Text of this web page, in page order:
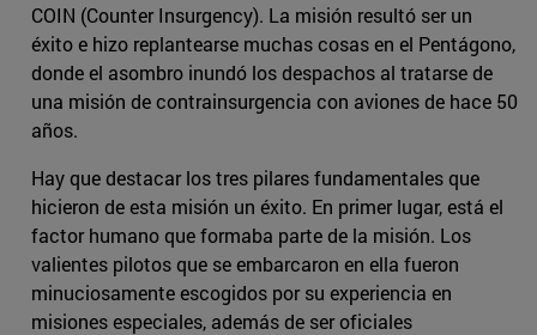
COIN (Counter Insurgency). La misión resultó ser un
éxito e hizo replantearse muchas cosas en el Pentágono,
donde el asombro inundó los despachos al tratarse de
una misión de contrainsurgencia con aviones de hace 50
años.
Hay que destacar los tres pilares fundamentales que
hicieron de esta misión un éxito. En primer lugar, está el
factor humano que formaba parte de la misión. Los
valientes pilotos que se embarcaron en ella fueron
minuciosamente escogidos por su experiencia en
misiones especiales, además de ser oficiales